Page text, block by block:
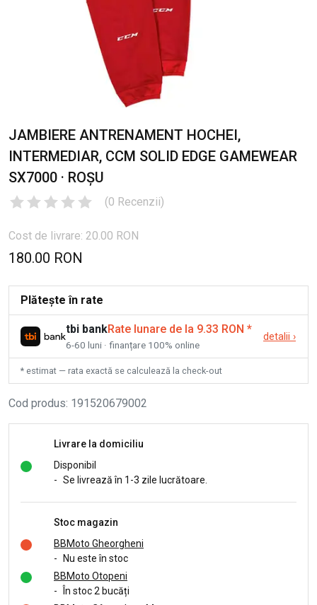
JAMBIERE ANTRENAMENT HOCHEI,
INTERMEDIAR, CCM SOLID EDGE GAMEWEAR
SX7000 · ROȘU
(0 Recenzii)
Cost de livrare: 20.00 RON
180.00 RON
Plătește în rate
tbi bankRate lunare de la 9.33 RON *
6-60 luni · finanțare 100% online
detalii ›
* estimat — rata exactă se calculează la check-out
Cod produs: 191520679002
Livrare la domiciliu
Disponibil
- Se livrează în 1-3 zile lucrătoare.
Stoc magazin
BBMoto Gheorgheni
-
Nu este în stoc
BBMoto Otopeni
-
În stoc 2 bucăți